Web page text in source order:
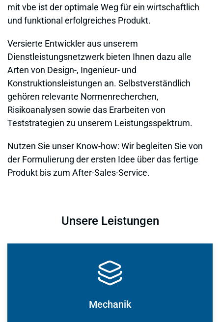
mit vbe ist der optimale Weg für ein wirtschaftlich
und funktional erfolgreiches Produkt.
Versierte Entwickler aus unserem
Dienstleistungsnetzwerk bieten Ihnen dazu alle
Arten von Design-, Ingenieur- und
Konstruktionsleistungen an. Selbstverständlich
gehören relevante Normenrecherchen,
Risikoanalysen sowie das Erarbeiten von
Teststrategien zu unserem Leistungsspektrum.
Nutzen Sie unser Know-how: Wir begleiten Sie von
der Formulierung der ersten Idee über das fertige
Produkt bis zum After-Sales-Service.
Unsere Leistungen
Mechanik